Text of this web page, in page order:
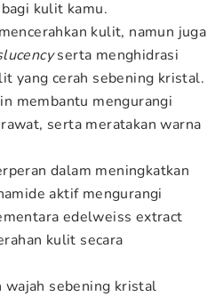
kulit kamu.
kulit, namun juga
serta menghidrasi
yang cerah sebening kristal.
membantu mengurangi
serta meratakan warna
dalam meningkatkan
aktif mengurangi
edelweiss extract
kulit secara
wajah sebening kristal